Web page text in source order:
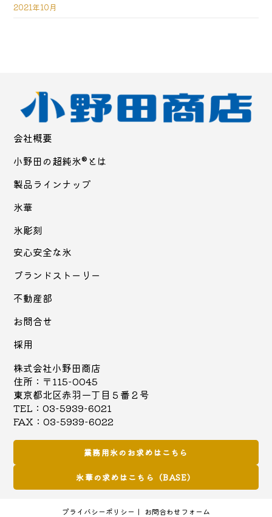
2021年10月
会社概要
小野田の超純氷®とは
製品ラインナップ
氷華
氷彫刻
安心安全な氷
ブランドストーリー
不動産部
お問合せ
採用
株式会社小野田商店
住所：〒115-0045
東京都北区赤羽一丁目５番２号
TEL：03-5939-6021
FAX：03-5939-6022
業務用氷のお求めはこちら
氷華の求めはこちら（BASE）
プライバシーポリシー お問合わせフォーム